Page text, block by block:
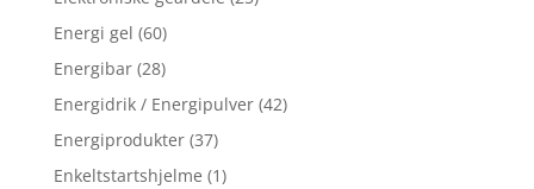
Energi gel (60)
Energibar (28)
Energidrik / Energipulver (42)
Energiprodukter (37)
Enkeltstartshjelme (1)